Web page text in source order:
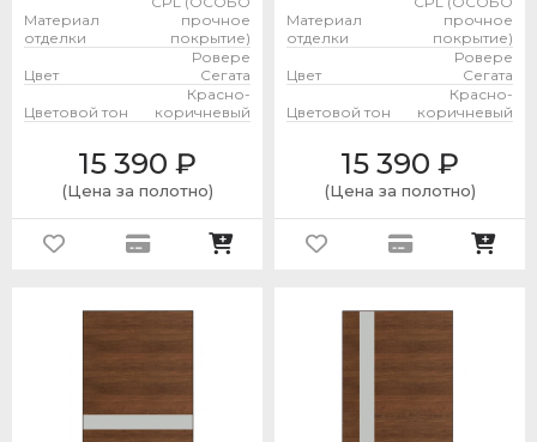
Материал
отделки
прочное
покрытие)
Цвет
Ровере
Сегата
Цветовой тон
Красно-
коричневый
15 390 ₽
(Цена за полотно)
Материал
отделки
прочное
покрытие)
Цвет
Ровере
Сегата
Цветовой тон
Красно-
коричневый
15 390 ₽
(Цена за полотно)